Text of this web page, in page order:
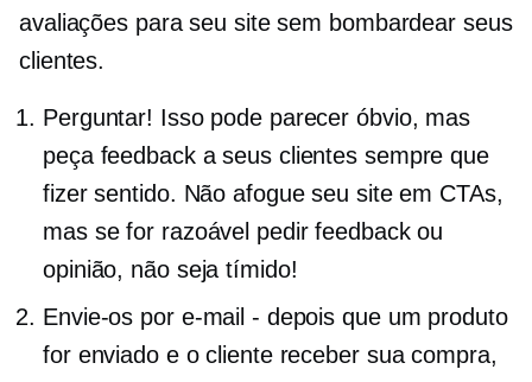
avaliações para seu site sem bombardear seus
clientes.
Perguntar! Isso pode parecer óbvio, mas
peça feedback a seus clientes sempre que
fizer sentido. Não afogue seu site em CTAs,
mas se for razoável pedir feedback ou
opinião, não seja tímido!
Envie-os por e-mail - depois que um produto
for enviado e o cliente receber sua compra,